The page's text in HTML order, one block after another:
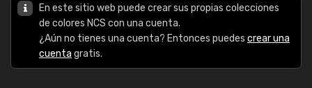
En este sitio web puede crear sus propias colecciones
de colores NCS con una cuenta.
¿Aún no tienes una cuenta? Entonces puedes crear una
cuenta gratis.